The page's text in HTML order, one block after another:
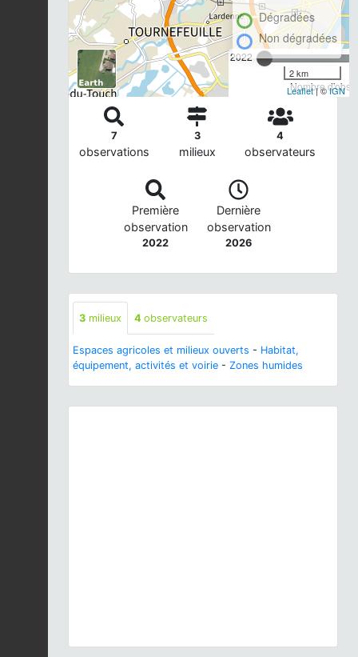
2022
Nombre
Dégradées
Non dégradées
2 km
Leaflet| ©IGN
7
observations
3
milieux
4
observateurs
Première
observation
2022
Dernière
observation
2026
3 milieux 4 observateurs
Espaces agricoles et milieux ouverts - Habitat,
équipement, activités et voirie - Zones humides